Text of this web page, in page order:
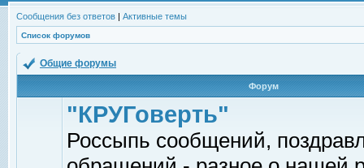
Сообщения без ответов | Активные темы
Список форумов
Общие форумы
Форум
"КРУГоверть"
Россыпь сообщений,